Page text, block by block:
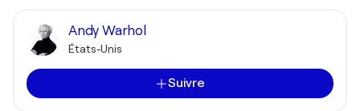
Andy Warhol
États-Unis
Suivre